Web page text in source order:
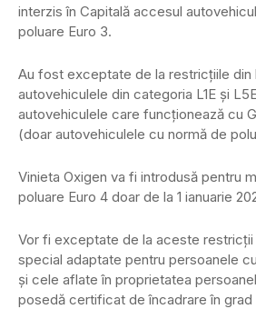
interzis în Capitală accesul
poluare Euro 3.
Au fost exceptate de la restricţiile din
autovehiculele din categoria L1E şi
autovehiculele care funcţionează cu
(doar autovehiculele cu normă de
Vinieta Oxigen va fi introdusă pentru
poluare Euro 4 doar de la 1 ianuarie
Vor fi exceptate de la aceste
special adaptate pentru persoanele
şi cele aflate în proprietatea
posedă certificat de încadrare în